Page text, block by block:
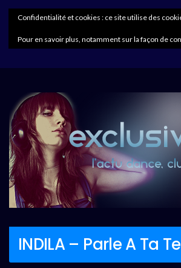
INDILA – Parle A Ta
Confidentialité et cookies : ce site utilise des
Pour en savoir plus, notamment sur la façon de